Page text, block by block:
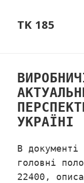
TK 185
УКРАЇНІ
В документі
головні
22400,